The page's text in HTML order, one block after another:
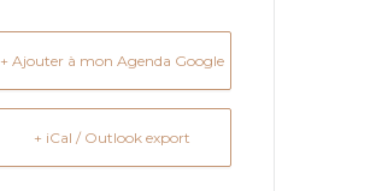
+ Ajouter à mon Agenda Google
+ iCal / Outlook export